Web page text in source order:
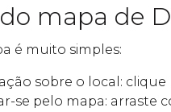
mapa de
é muito simples:
sobre o local:
se pelo mapa: arraste